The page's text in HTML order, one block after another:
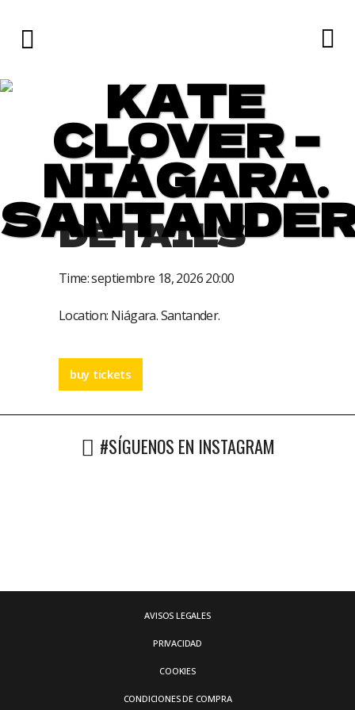
KATE
CLOVER –
NIÁGARA.
DETAILS
Time:septiembre 18, 2026 20:00
Location: Niágara. Santander.
buy tickets
#SÍGUENOS EN INSTAGRAM
AVISOS LEGALES
PRIVACIDAD
COOKIES
CONDICIONES DE COMPRA